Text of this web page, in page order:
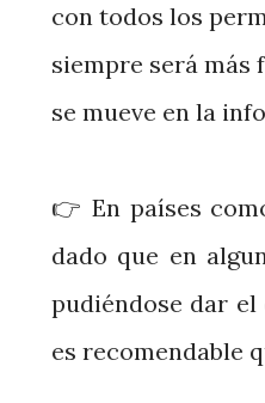
con todos los
siempre será más
se mueve en la
👉 En países
dado que en
pudiéndose dar
es recomendable